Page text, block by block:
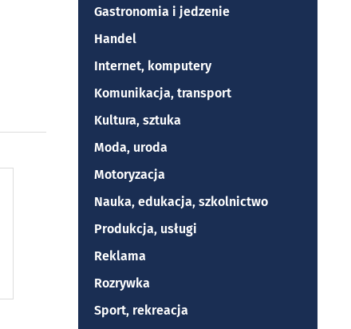
Gastronomia i jedzenie
Handel
Internet, komputery
Komunikacja, transport
Kultura, sztuka
Moda, uroda
Motoryzacja
Nauka, edukacja, szkolnictwo
Produkcja, usługi
Reklama
Rozrywka
Sport, rekreacja